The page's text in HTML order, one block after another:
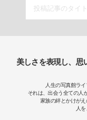
美しさを表現し、思
人生の写真館ラ
それは、出会う全ての人
家族の絆とかけがえ
人